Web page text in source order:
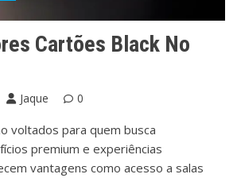
Cartões Black No
Jaque 0
voltados para quem busca
premium e experiências
vantagens como acesso a salas